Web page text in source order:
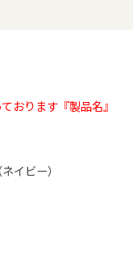
おります『製品名』
イビー）